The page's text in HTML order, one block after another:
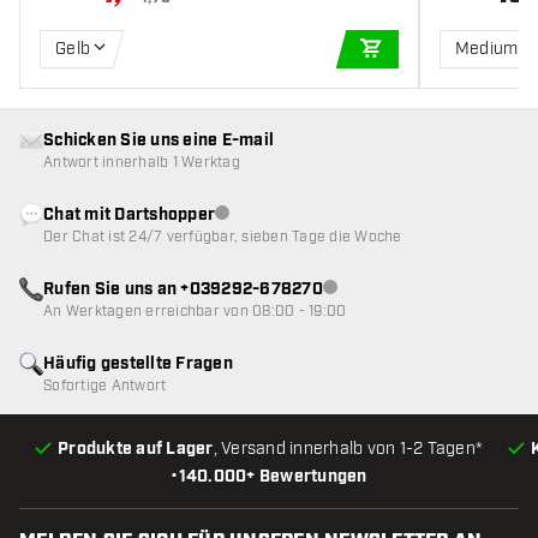
Gelb
IN DEN
Medium
•140.000+ Bewertungen
Produkte auf Lager, Versand innerhalb von 1-2 Tagen*
Häufig gestellte Fragen
Sofortige Antwort
Schicken Sie uns eine E-mail
Antwort innerhalb 1 Werktag
Chat mit DartshopperKundenservice nicht verfügbar
Der Chat ist 24/7 verfügbar, sieben Tage die Woche
Rufen Sie uns an +039292-678270Kundenservice nicht
An Werktagen erreichbar von 08:00 - 19:00